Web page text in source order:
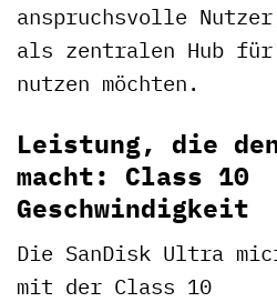
anspruchsvolle
als zentralen Hub
nutzen möchten.
Leistung, die
macht: Class 10
Geschwindigkeit
Die SanDisk Ultra
mit der Class 10